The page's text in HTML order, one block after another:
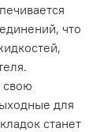
что
свою
для
станет